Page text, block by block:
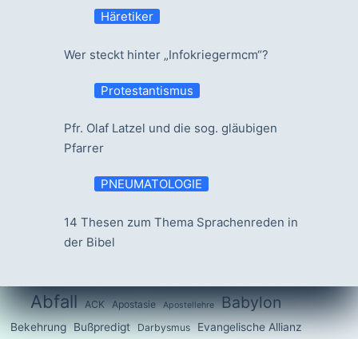
Häretiker
Wer steckt hinter „Infokriegermcm“?
Protestantismus
Pfr. Olaf Latzel und die sog. gläubigen
Pfarrer
PNEUMATOLOGIE
14 Thesen zum Thema Sprachenreden in
der Bibel
Abfall ACK Apostasie Apostellehre Babylon
Bekehrung Bußpredigt Darbysmus Evangelische Allianz